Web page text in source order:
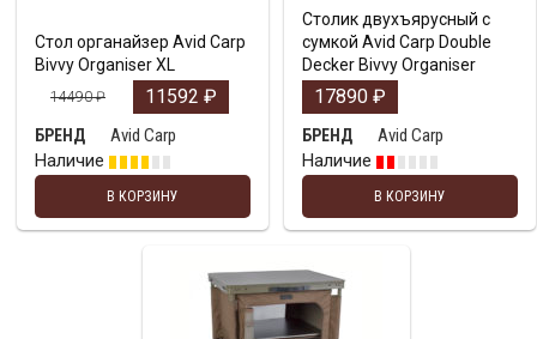
Стол органайзер Avid Carp
Bivvy Organiser XL
14490₽ 11592 ₽
БРЕНД
Avid Carp
Наличие
В КОРЗИНУ
Столик двухъярусный с
сумкой Avid Carp Double
Decker Bivvy Organiser
17890 ₽
БРЕНД
Avid Carp
Наличие
В КОРЗИНУ